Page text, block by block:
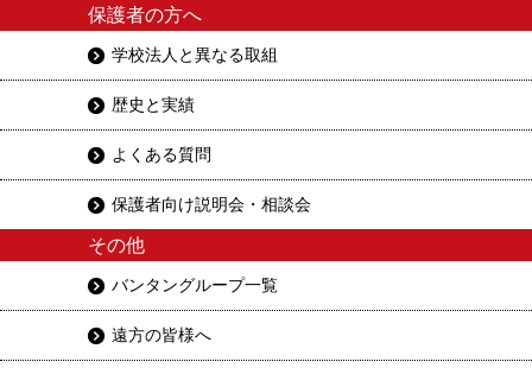
保護者の方へ
学校法人と異なる取組
歴史と実績
よくある質問
保護者向け説明会・相談会
その他
バンタングループ一覧
遠方の皆様へ